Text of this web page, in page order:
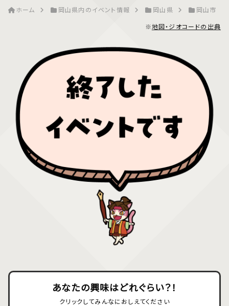
ホーム 岡山県内のイベント情報 岡山県
岡山市
※地図・ジオコードの出典
あなたの興味はどれぐらい？！
クリックしてみんなにおしえてください